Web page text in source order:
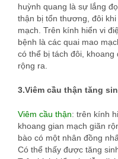
huỳnh quang là sự lắng
thận bị tổn thương, đôi
mạch. Trên kính hiển vi
bệnh là các quai mao
có thể bị tách đôi,
rộng ra.
3.Viêm cầu thận tăng
Viêm cầu thận: trên kính
khoang gian mạch giãn
bào có một nhân đồng
Có thể thấy được tăng